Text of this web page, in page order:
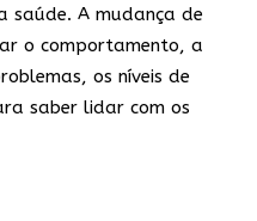
saúde. A mudança de
o comportamento, a
os níveis de
saber lidar com os